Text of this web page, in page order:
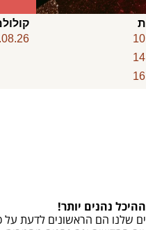
נהנים יותר!
שלנו הם הראשונים לדעת על